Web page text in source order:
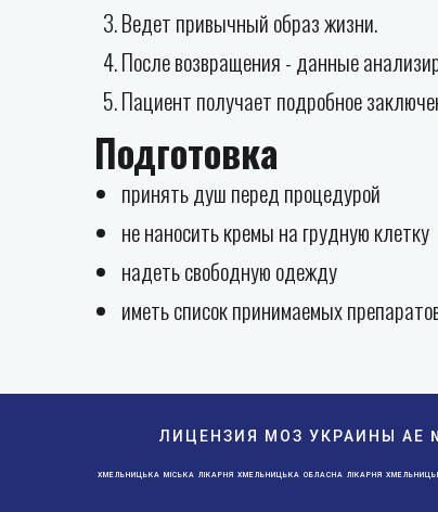
Ведет привычный образ жизни.
После возвращения - данные
Пациент получает подробное
Подготовка
принять душ перед процедурой
не наносить кремы на грудную клетку
надеть свободную одежду
иметь список принимаемых
ЛИЦЕНЗИЯ МОЗ УКРАИНЫ АE
ХМЕЛЬНИЦЬКА МІСЬКА ЛІКАРНЯ ХМЕЛЬНИЦЬКА ОБЛАСНА ЛІКАРНЯ